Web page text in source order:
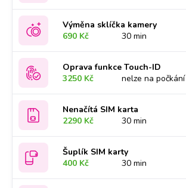
Výměna sklíčka kamery
690 Kč
30 min
Oprava funkce Touch-ID
3250 Kč
nelze na počkání
Nenačítá SIM karta
2290 Kč
30 min
Šuplík SIM karty
400 Kč
30 min